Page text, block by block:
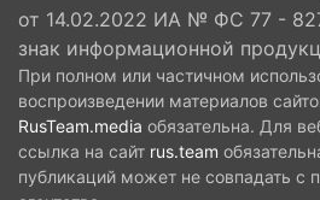
от 14.02.2022 ИА № ФС 77 -
знак информационной
При полном или частичном
воспроизведении материалов
RusTeam.media обязательна. Для
ссылка на сайт rus.team
публикаций может не совпадать с